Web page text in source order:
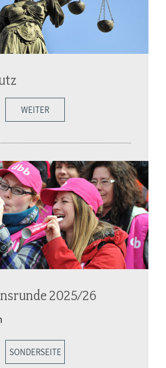
WEITER
2025/26
SONDERSEITE